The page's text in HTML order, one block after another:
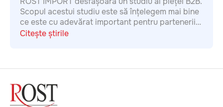
Scopul acestui studiu este să înțelegem mai bine
ce este cu adevărat important pentru partenerii
noștri atunci când aleg un furnizor, astfel încât să
Citește știrile